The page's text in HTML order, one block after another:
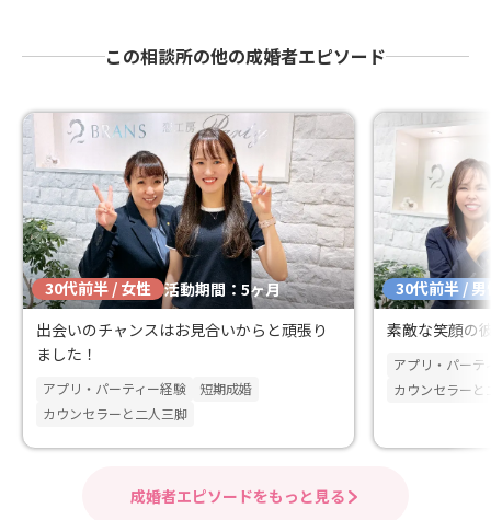
この相談所の他の成婚者エピソード
30代前半 / 女性 活動期間：5ヶ月
出会いのチャンスはお見合いからと頑張り
ました！
アプリ・パーティー経験
短期成婚
カウンセラーと二人三脚
30代前半 / 男
素敵な笑顔の
アプリ・パーテ
カウンセラーと
成婚者エピソードをもっと見る